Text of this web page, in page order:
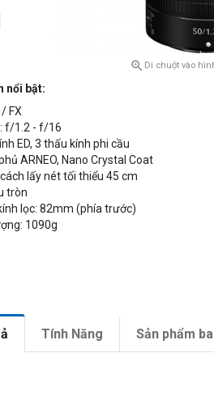
 Di chuột vào
nổi bật:
FX
f/1.2 - f/16
ED, 3 thấu kính phi cầu
ARNEO, Nano Crystal Coat
lấy nét tối thiểu 45 cm
tròn
lọc: 82mm (phía trước)
1090g
Tính Năng Sản phẩm